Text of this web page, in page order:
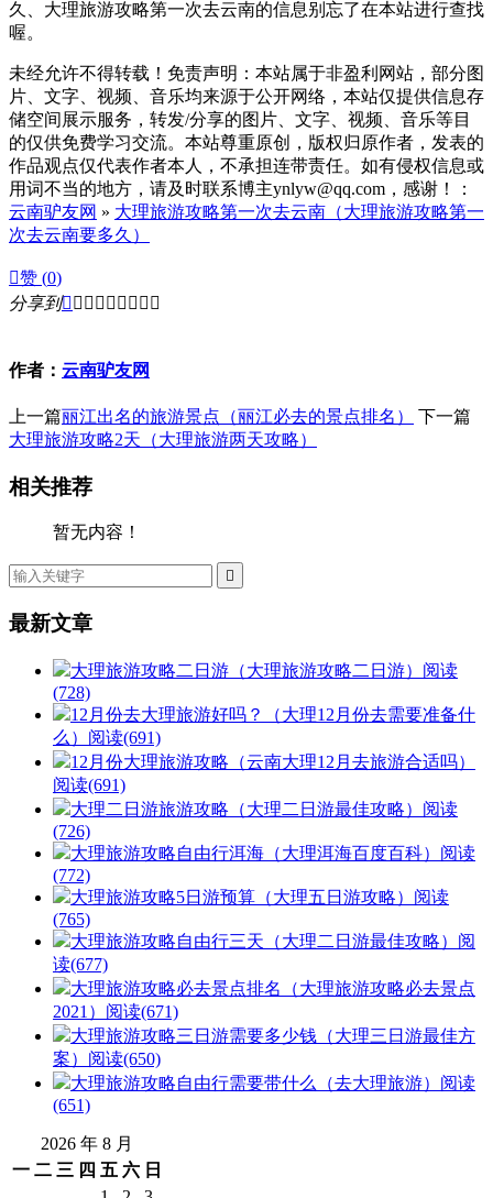
久、大理旅游攻略第一次去云南的信息别忘了在本站进行查找
喔。
未经允许不得转载！免责声明：本站属于非盈利网站，部分图
片、文字、视频、音乐均来源于公开网络，本站仅提供信息存
储空间展示服务，转发/分享的图片、文字、视频、音乐等目
的仅供免费学习交流。本站尊重原创，版权归原作者，发表的
作品观点仅代表作者本人，不承担连带责任。如有侵权信息或
用词不当的地方，请及时联系博主ynlyw@qq.com，感谢！：
云南驴友网 » 大理旅游攻略第一次去云南（大理旅游攻略第一
次去云南要多久）
赞 (0)
分享到        
作者： 云南驴友网
上一篇丽江出名的旅游景点（丽江必去的景点排名）
下一篇
大理旅游攻略2天（大理旅游两天攻略）
相关推荐
暂无内容！

最新文章
大理旅游攻略二日游（大理旅游攻略二日游） 阅读
(728)
12月份去大理旅游好吗？（大理12月份去需要准备什
么） 阅读(691)
12月份大理旅游攻略（云南大理12月去旅游合适吗）
阅读(691)
大理二日游旅游攻略（大理二日游最佳攻略） 阅读
(726)
大理旅游攻略自由行洱海（大理洱海百度百科） 阅读
(772)
大理旅游攻略5日游预算（大理五日游攻略） 阅读
(765)
大理旅游攻略自由行三天（大理二日游最佳攻略） 阅
读(677)
大理旅游攻略必去景点排名（大理旅游攻略必去景点
2021） 阅读(671)
大理旅游攻略三日游需要多少钱（大理三日游最佳方
案） 阅读(650)
大理旅游攻略自由行需要带什么（去大理旅游） 阅读
(651)
2026 年 8 月
一 二 三 四 五 六 日